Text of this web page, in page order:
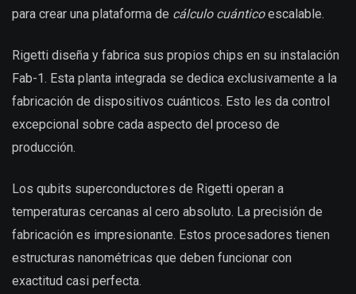
para crear una plataforma de cálculo cuánticoescalable.
Rigetti diseña y fabrica sus propios chips en su instalación
Fab-1. Esta planta integrada se dedica exclusivamente a la
fabricación de dispositivos cuánticos. Esto les da control
excepcional sobre cada aspecto del proceso de
producción.
Los qubits superconductores de Rigetti operan a
temperaturas cercanas al cero absoluto. La precisión de
fabricación es impresionante. Estos procesadores tienen
estructuras nanométricas que deben funcionar con
exactitud casi perfecta.